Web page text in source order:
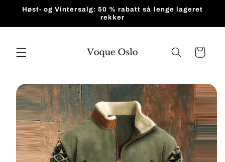
Høst- og Vintersalg: 50 % rabatt så lenge lageret
rekker
Handlekurv
til